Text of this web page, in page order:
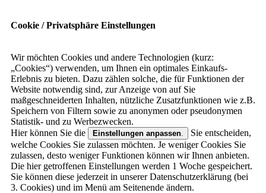
Cookie / Privatsphäre Einstellungen
Wir möchten Cookies und andere Technologien (kurz:
„Cookies“) verwenden, um Ihnen ein optimales Einkaufs-
Erlebnis zu bieten. Dazu zählen solche, die für Funktionen der
Website notwendig sind, zur Anzeige von auf Sie
maßgeschneiderten Inhalten, nützliche Zusatzfunktionen wie z.B.
Speichern von Filtern sowie zu anonymen oder pseudonymen
Statistik- und zu Werbezwecken.
Hier können Sie die
Einstellungen anpassen.
Sie entscheiden,
welche Cookies Sie zulassen möchten. Je weniger Cookies Sie
zulassen, desto weniger Funktionen können wir Ihnen anbieten.
Die hier getroffenen Einstellungen werden 1 Woche gespeichert.
Sie können diese jederzeit in unserer Datenschutzerklärung (bei
3. Cookies) und im Menü am Seitenende ändern.